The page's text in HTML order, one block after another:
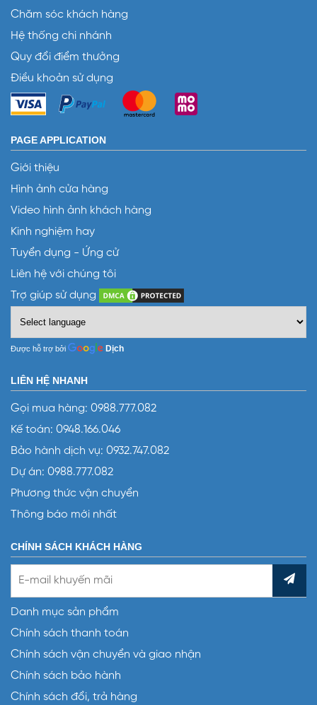
Chăm sóc khách hàng
Hệ thống chi nhánh
Quy đổi điểm thưởng
Điều khoản sử dụng
PAGE APPLICATION
Giới thiệu
Hình ảnh cửa hàng
Video hình ảnh khách hàng
Kinh nghiệm hay
Tuyển dụng - Ứng cử
Liên hệ với chúng tôi
Trợ giúp sử dụng
Được hỗ trợ bởi Dịch
LIÊN HỆ NHANH
Gọi mua hàng: 0988.777.082
Kế toán: 0948.166.046
Bảo hành dịch vụ: 0932.747.082
Dự án: 0988.777.082
Phương thức vận chuyển
Thông báo mới nhất
CHÍNH SÁCH KHÁCH HÀNG
Danh mục sản phẩm
Chính sách thanh toán
Chính sách vận chuyển và giao nhận
Chính sách bảo hành
Chính sách đổi, trả hàng